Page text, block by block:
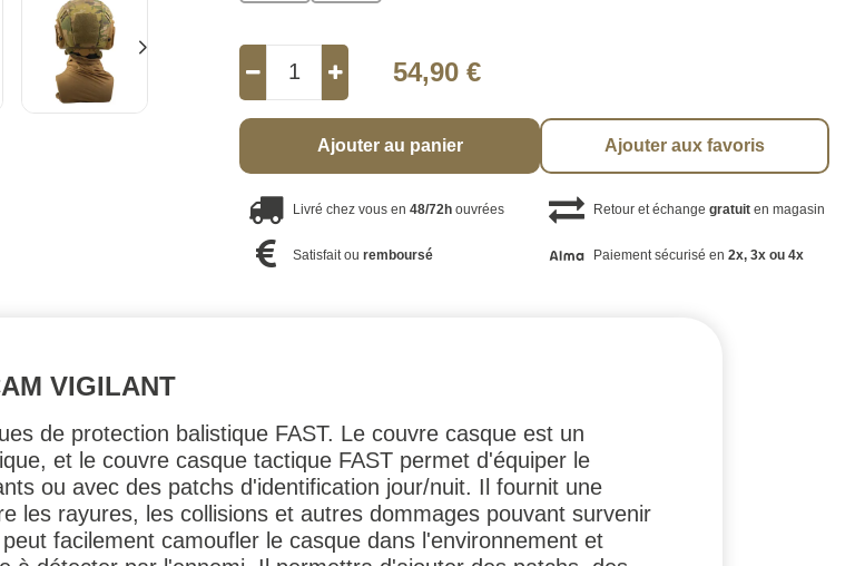
54,90 €
Ajouter au panier Ajouter aux favoris
Livré chez vous en48/72h ouvrées Retour et échange gratuiten magasin
Satisfait ouremboursé Paiement sécurisé en 2x, 3x ou 4x
VIGILANT
de protection balistique FAST. Le couvre casque est un
et le couvre casque tactique FAST permet d'équiper le
ou avec des patchs d'identification jour/nuit. Il fournit une
les rayures, les collisions et autres dommages pouvant survenir
facilement camoufler le casque dans l'environnement et